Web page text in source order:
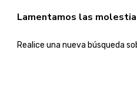
Lamentamos las
Realice una nueva búsqueda